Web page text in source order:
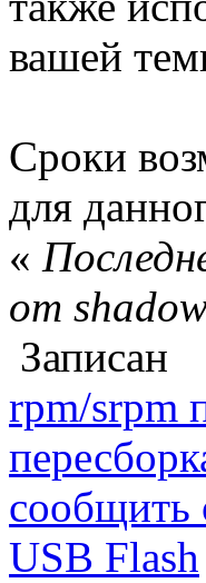
вашей
Сроки
для
«
от
Записан
rpm/srpm
сообщить
USB Flash